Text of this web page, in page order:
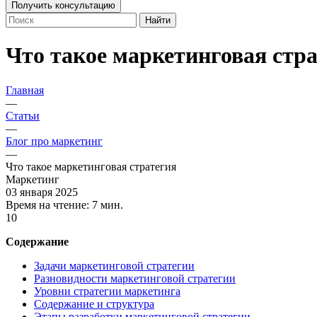
Получить консультацию
Найти
Что такое маркетинговая
Главная
—
Статьи
—
Блог про маркетинг
—
Что такое маркетинговая стратегия
Маркетинг
03 января 2025
Время на чтение: 7 мин.
10
Содержание
Задачи маркетинговой стратегии
Разновидности маркетинговой стратегии
Уровни стратегии маркетинга
Содержание и структура